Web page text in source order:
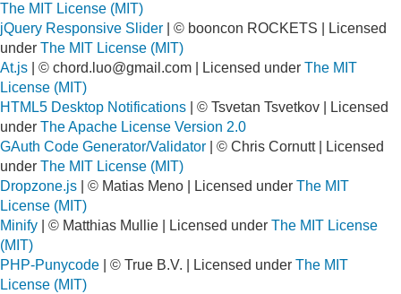
The MIT License (MIT)
jQuery Responsive Slider | © booncon ROCKETS | Licensed
under The MIT License (MIT)
At.js | © chord.luo@gmail.com | Licensed under The MIT
License (MIT)
HTML5 Desktop Notifications | © Tsvetan Tsvetkov | Licensed
under The Apache License Version 2.0
GAuth Code Generator/Validator | © Chris Cornutt | Licensed
under The MIT License (MIT)
Dropzone.js | © Matias Meno | Licensed under The MIT
License (MIT)
Minify | © Matthias Mullie | Licensed under The MIT License
(MIT)
PHP-Punycode | © True B.V. | Licensed under The MIT
License (MIT)